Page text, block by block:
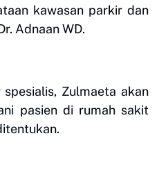
kawasan parkir dan
Adnaan WD.
Zulmaeta akan
pasien di rumah sakit